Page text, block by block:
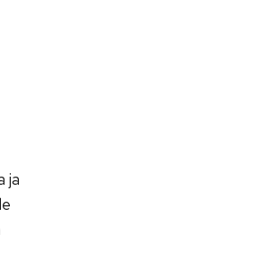
ja